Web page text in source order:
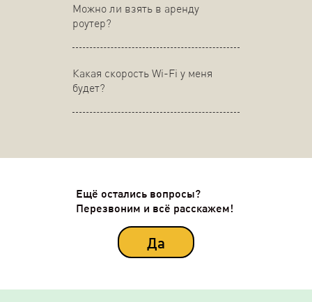
Можно ли взять в аренду
роутер?
Какая скорость Wi-Fi у меня
будет?
Ещё остались вопросы?
Перезвоним и всё расскажем!
Да